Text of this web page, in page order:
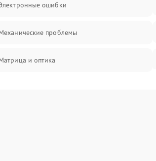
ошибки
проблемы
и оптика